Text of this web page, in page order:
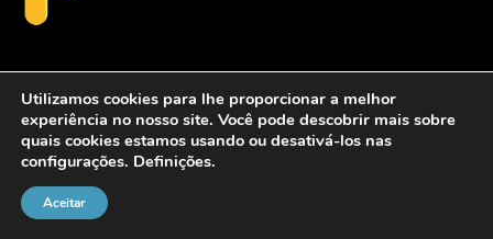
2026 - Personalcob - CNPJ: 12.837.042/0001-60- Todos direitos
Utilizamos cookies para lhe proporcionar a melhor
experiência no nosso site. Você pode descobrir mais sobre
quais cookies estamos usando ou desativá-los nas
configurações. Definições.
Aceitar